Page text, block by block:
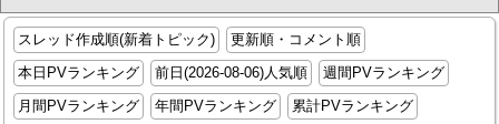
スレッド作成順(新着トピック)
更新順・コメント順
本日PVランキング
前日(2026-08-06)人気順
週間PVランキング
月間PVランキング
年間PVランキング
累計PVランキング